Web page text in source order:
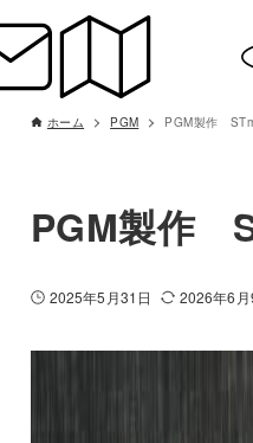
ホーム PGM PGM製作
PGM製作
2025年5月31日 2026年6月